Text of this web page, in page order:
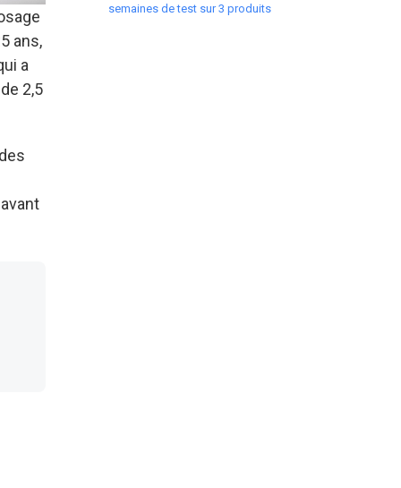
ans,
a
2,5
semaines de test sur 3 produits